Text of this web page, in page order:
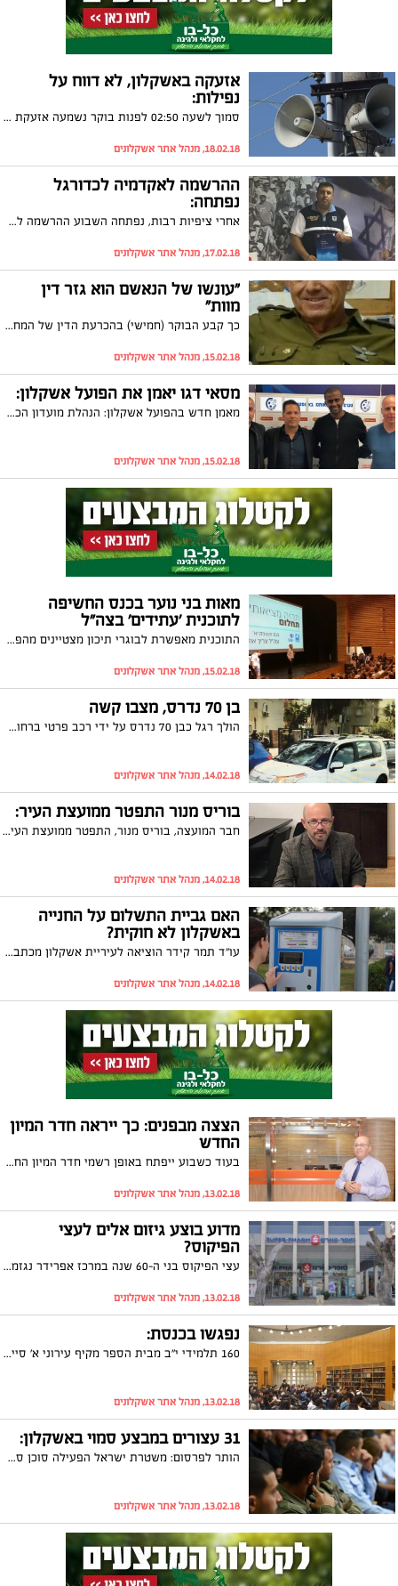
אזעקה באשקלון, לא דווח על
נפילות:
סמוך לשעה 02:50 לפנות בוקר נשמעה אזעקת 'צבע אדום' באשקלון. לפי שעה, לא דווח על נפילה או על משמע פיצוץ בעיר. הגזרה הדרומית מתחממת
18.02.18, מנהל אתר אשקלונים
ההרשמה לאקדמיה לכדורגל
נפתחה:
אחרי ציפיות רבות, נפתחה השבוע ההרשמה לאקדמיה לכדורגל עבור ילדי אשקלון. האקדמיה תנוהל על ידי המאמן הבכיר, עומרי כהן ותהיה חלק ממחלקת הנוער של הפועל אשקלון תחת פיקוחה של החברה העירונית
17.02.18, מנהל אתר אשקלונים
"עונשו של הנאשם הוא גזר דין
מוות"
כך קבע הבוקר (חמישי) בהכרעת הדין של המחבל שרצח את בני משפחת סלומון בחלמיש, השופט, סא"ל במיל' דב גלבוע, תושב אשקלון. בהכרעת הדין נימק השופט גלבוע: "הנאשם צריך להשיב את נשמתו לבורא"
15.02.18, מנהל אתר אשקלונים
מסאי דגו יאמן את הפועל אשקלון:
מאמן חדש בהפועל אשקלון: הנהלת מועדון הכדורגל של הפועל אשקלון סיכמה עם מסאי דגו, על איוש משרת המאמן בקבוצה
15.02.18, מנהל אתר אשקלונים
מאות בני נוער בכנס החשיפה
לתוכנית 'עתידים' בצה"ל
התוכנית מאפשרת לבוגרי תיכון מצטיינים מהפריפריה לדחות את הגיוס וללמוד לתואר אקדמי בתחומים מגוונים ובמוסדות האקדמיים המובילים בישראל
15.02.18, מנהל אתר אשקלונים
בן 70 נדרס, מצבו קשה
הולך רגל כבן 70 נדרס על ידי רכב פרטי ברחוב ההסתדרות בעיר. הוא פונה לבית חולים ברזילי במצב קשה. המשטרה: "הולך הרגל חצה כביש שלא במעבר חצייה"
14.02.18, מנהל אתר אשקלונים
בוריס מנור התפטר ממועצת העיר:
חבר המועצה, בוריס מנור, התפטר ממועצת העיר. במכתב ששיגר כתב: "אני מרגיש שחיקה ומיצוי עצמי"
14.02.18, מנהל אתר אשקלונים
האם גביית התשלום על החנייה
באשקלון לא חוקית?
עו"ד תמר קידר הוציאה לעיריית אשקלון מכתב התראה לפני הגשת תובענה ייצוגית בסך של 30,000,000 ש"ח בגין גביית אגרות הסדר חנייה והכנסות מדו"חות חנייה שניתנו שלא כדין לטענתה. עו"ד קידר: "מחובתה של העירייה לעגן בחוק גביית אגרות חנייה"
14.02.18, מנהל אתר אשקלונים
הצצה מבפנים: כך ייראה חדר המיון
החדש
בעוד כשבוע ייפתח באופן רשמי חדר המיון החדש והממוגן בבית החולים ברזילי. בסיור כתבים שהתקיים היום (שלישי), אפשר לבשר שיש לתושבי אשקלון המון סיבות להיות מרוצים. צפו
13.02.18, מנהל אתר אשקלונים
מדוע בוצע גיזום אלים לעצי
הפיקוס?
עצי הפיקוס בני ה-60 שנה במרכז אפרידר נגזמו לחלוטין. התושבים הביעו אכזבתם, בעירייה טוענים כי בימים אלו מתבצע תחקיר
13.02.18, מנהל אתר אשקלונים
נפגשו בכנסת:
160 תלמידי י"ב מבית הספר מקיף עירוני א' סיירו השבוע בכנסת ופגשו את חברת הכנסת, רחל עזריה. ח"כ עזריה: "שמחתי לפגוש את החבר'ה המעולים מעירוני א'"
13.02.18, מנהל אתר אשקלונים
31 עצורים במבצע סמוי באשקלון:
הותר לפרסום: משטרת ישראל הפעילה סוכן סמוי שהפעילה שזכה לכינוי "סימן לבנים". פעילותו הסמויה של הסוכן, שהפכה הבוקר (שלישי) לגלויה, הביאה לגל מעצרים נרחב בעיר אשקלון והסביבה כאשר עשרות חשודים נעצרו לפנות בוקר. מהמשטרה נמסר כי בין החשודים נעצר בנו של ראש ארגון פשע
13.02.18, מנהל אתר אשקלונים